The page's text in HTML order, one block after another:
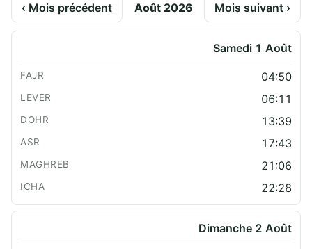
‹ Mois précédent Août 2026 Mois suivant ›
Samedi 1 Août
04:50
06:11
13:39
17:43
21:06
22:28
Dimanche 2 Août